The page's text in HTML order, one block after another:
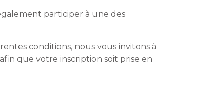
participer à une des
conditions, nous vous invitons à
afin que votre inscription soit prise en